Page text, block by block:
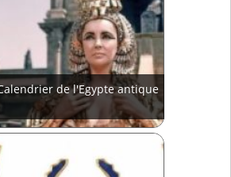
de l'Egypte antique